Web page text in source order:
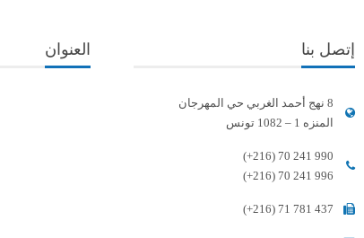
إتصل بنا
8 نهج أحمد الغربي حي المهرجان
المنزه 1 – 1082 تونس
(+216) 70 241 990
(+216) 70 241 996
(+216) 71 781 437
العنوان